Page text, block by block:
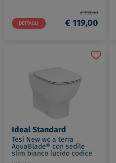
DETTAGLI
€ 139,00
€ 119,00
Ideal Standard
Tesi New wc a terra
AquaBlade® con sedile
slim bianco lucido codice
prod: T353701